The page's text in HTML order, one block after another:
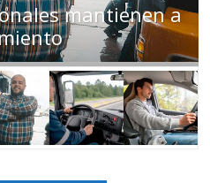
mantienen a